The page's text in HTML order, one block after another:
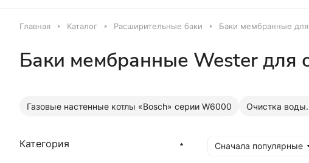
Главная Каталог Расширительные баки Баки мембранные
Баки мембранные Wester для
Газовые настенные котлы «Bosch» серии W6000 Очистка
Сначала популярные
Категория